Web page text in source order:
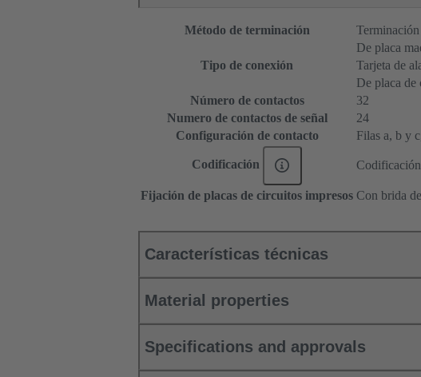
Método de terminación
Tipo de conexión
De placa
Tarjeta de
De placa de
Número de contactos
32
Numero de contactos de señal
24
Configuración de contacto
Filas a, b y
Codificación
Fijación de placas de circuitos impresos Con brida
Características técnicas
Material properties
Specifications and approvals